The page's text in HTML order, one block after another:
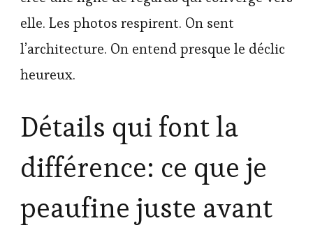
elle. Les photos respirent. On sent
l’architecture. On entend presque le déclic
heureux.
Détails qui font la
différence: ce que je
peaufine juste avant